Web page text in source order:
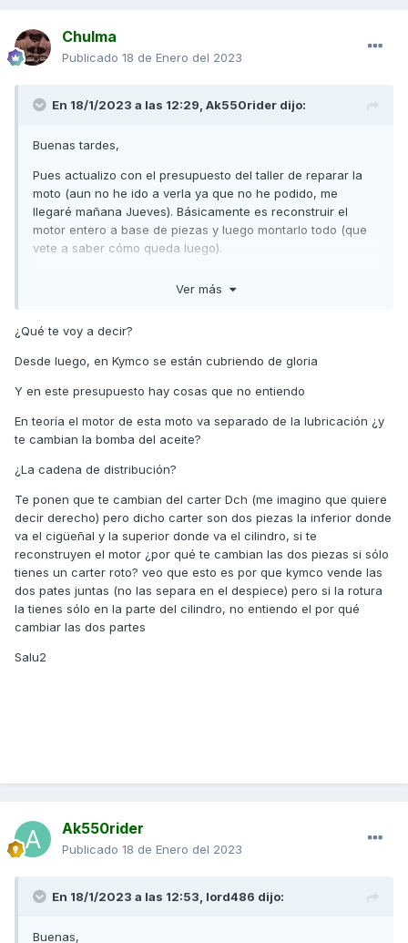
Chulma
Publicado 18 de Enero del 2023
En 18/1/2023 a las 12:29, Ak550rider dijo:
Buenas tardes,
Pues actualizo con el presupuesto del taller de reparar la
moto (aun no he ido a verla ya que no he podido, me
llegaré mañana Jueves). Básicamente es reconstruir el
motor entero a base de piezas y luego montarlo todo (que
vete a saber cómo queda luego).
componentes que lleva el motor desglosados, más 10 horas
Ver más
¿Qué te voy a decir?
Desde luego, en Kymco se están cubriendo de gloria
Y en este presupuesto hay cosas que no entiendo
En teoría el motor de esta moto va separado de la lubricación ¿y
te cambian la bomba del aceite?
¿La cadena de distribución?
Te ponen que te cambian del carter Dch (me imagino que quiere
decir derecho) pero dicho carter son dos piezas la inferior donde
va el cigüeñal y la superior donde va el cilindro, si te
reconstruyen el motor ¿por qué te cambian las dos piezas si sólo
tienes un carter roto? veo que esto es por que kymco vende las
dos pates juntas (no las separa en el despiece) pero si la rotura
la tienes sólo en la parte del cilindro, no entiendo el por qué
cambiar las dos partes
Salu2
Ak550rider
Publicado 18 de Enero del 2023
En 18/1/2023 a las 12:53, lord486 dijo:
Buenas,